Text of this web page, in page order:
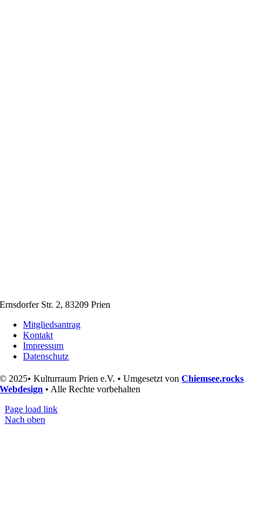
Ernsdorfer Str. 2, 83209 Prien
Mitgliedsantrag
Kontakt
Impressum
Datenschutz
© 2025• Kulturraum Prien e.V. • Umgesetzt vonChiemsee.rocks
Webdesign • Alle Rechte vorbehalten
Page load link
Nach oben